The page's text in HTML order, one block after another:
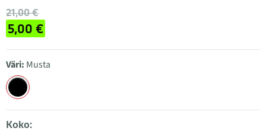
21,00 €
5,00 €
Väri: Musta
Koko: